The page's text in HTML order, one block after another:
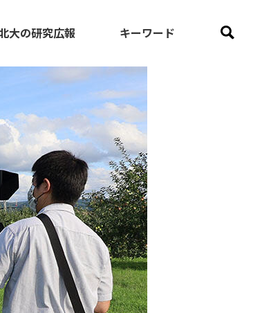
大の研究広報 キーワード
COVID-19 Video
） イグ・ノーベル賞
バイオミメティクス
化学 海 記者発表